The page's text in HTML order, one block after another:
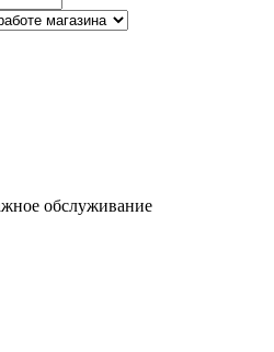
обслуживание